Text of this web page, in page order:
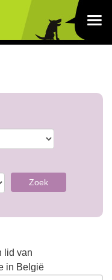
Zoek
lid van
in België